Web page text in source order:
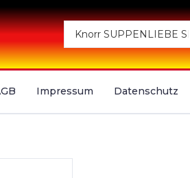
Impressum Datenschutz